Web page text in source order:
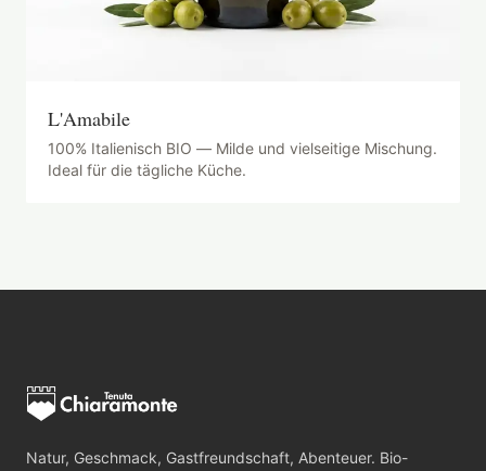
L'Amabile
100% Italienisch BIO — Milde und vielseitige Mischung.
Ideal für die tägliche Küche.
Natur, Geschmack, Gastfreundschaft, Abenteuer. Bio-